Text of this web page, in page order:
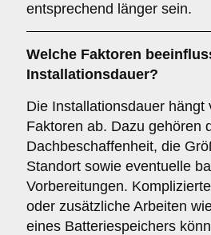
entsprechend länger sein.
Welche Faktoren
Installationsdauer?
Die Installationsdauer hängt
Faktoren ab. Dazu gehören
Dachbeschaffenheit, die
Standort sowie eventuelle
Vorbereitungen.
oder zusätzliche Arbeiten
eines Batteriespeichers